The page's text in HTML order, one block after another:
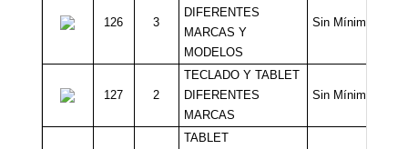
126 3
DIFERENTES
MARCAS Y
MODELOS
Sin Mínimo
127 2
TECLADO Y TABLET
DIFERENTES
MARCAS
Sin Mínimo
TABLET